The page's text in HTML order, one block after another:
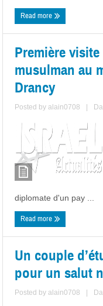
Read more
Première
musulman au
Drancy
Posted byalain0708
diplomate d'un pay ...
Read more
Un couple
pour un salut
Posted byalain0708